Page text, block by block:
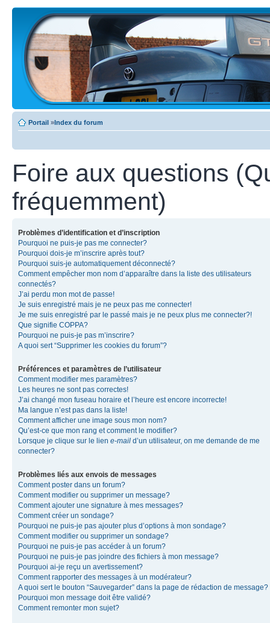
Portail »Index du forum
Foire aux questions
fréquemment)
Problèmes d’identification et d’inscription
Pourquoi ne puis-je pas me connecter?
Pourquoi dois-je m’inscrire après tout?
Pourquoi suis-je automatiquement déconnecté?
Comment empêcher mon nom d’apparaître dans la liste des utilisateurs
connectés?
J’ai perdu mon mot de passe!
Je suis enregistré mais je ne peux pas me connecter!
Je me suis enregistré par le passé mais je ne peux plus me connecter?!
Que signifie COPPA?
Pourquoi ne puis-je pas m’inscrire?
A quoi sert “Supprimer les cookies du forum”?
Préférences et paramètres de l’utilisateur
Comment modifier mes paramètres?
Les heures ne sont pas correctes!
J’ai changé mon fuseau horaire et l’heure est encore incorrecte!
Ma langue n’est pas dans la liste!
Comment afficher une image sous mon nom?
Qu’est-ce que mon rang et comment le modifier?
Lorsque je clique sur le lien e-mail d’un utilisateur, on me demande de me
connecter?
Problèmes liés aux envois de messages
Comment poster dans un forum?
Comment modifier ou supprimer un message?
Comment ajouter une signature à mes messages?
Comment créer un sondage?
Pourquoi ne puis-je pas ajouter plus d’options à mon sondage?
Comment modifier ou supprimer un sondage?
Pourquoi ne puis-je pas accéder à un forum?
Pourquoi ne puis-je pas joindre des fichiers à mon message?
Pourquoi ai-je reçu un avertissement?
Comment rapporter des messages à un modérateur?
A quoi sert le bouton “Sauvegarder” dans la page de rédaction de message?
Pourquoi mon message doit être validé?
Comment remonter mon sujet?